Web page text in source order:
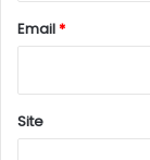
*
Email*
Site